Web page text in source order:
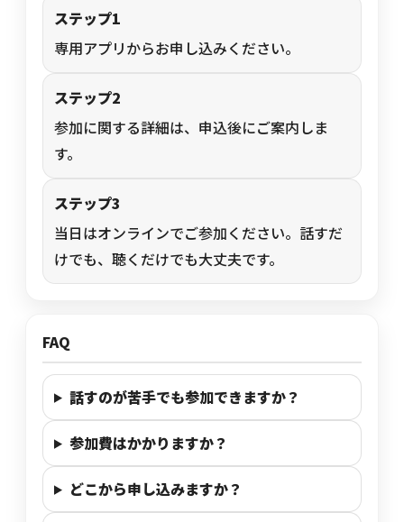
ステップ1
専用アプリからお申し込みください。
ステップ2
参加に関する詳細は、申込後にご案内しま
す。
ステップ3
当日はオンラインでご参加ください。話すだ
けでも、聴くだけでも大丈夫です。
FAQ
話すのが苦手でも参加できますか？
参加費はかかりますか？
どこから申し込みますか？